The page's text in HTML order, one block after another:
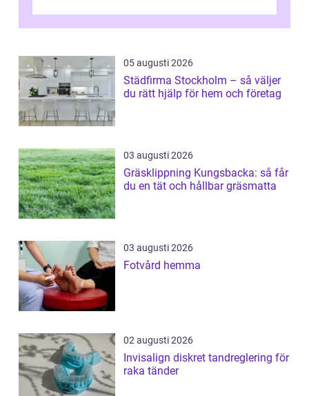
05 augusti 2026
Städfirma Stockholm – så väljer
du rätt hjälp för hem och företag
03 augusti 2026
Gräsklippning Kungsbacka: så får
du en tät och hållbar gräsmatta
03 augusti 2026
Fotvård hemma
02 augusti 2026
Invisalign diskret tandreglering för
raka tänder